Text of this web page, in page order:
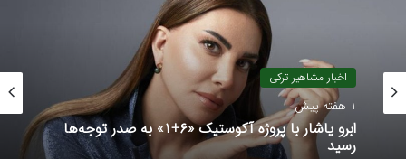
اخبار مشاهیر ترکی
1 هفته پیش
ابرو یاشار با پروژه آکوستیک «۶+۱» به صدر توجه‌ها
رسید